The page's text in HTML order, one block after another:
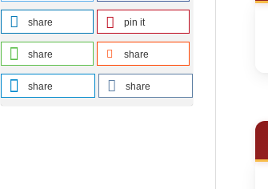
share pin it
share share
share share